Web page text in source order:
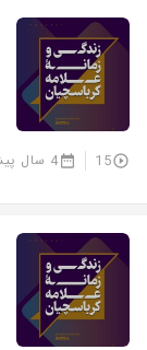
15 4 سال پیش